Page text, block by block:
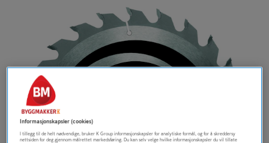
Detaljert beskrivelse finnes i produktbeskrivelsen
Informasjonskapsler (cookies)
I tillegg til de helt nødvendige, bruker K Group informasjonskapsler for analytiske formål, og for å skreddersy
nettsiden for deg gjennom målrettet markedsføring. Du kan selv velge hvilke informasjonskapsler du vil tillate